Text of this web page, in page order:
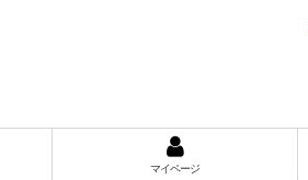
マイページ